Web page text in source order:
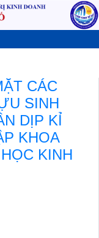
CÁC
SINH
DỊP KỈ
KHOA
KINH